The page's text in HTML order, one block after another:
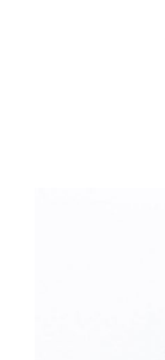
© 2015-2022